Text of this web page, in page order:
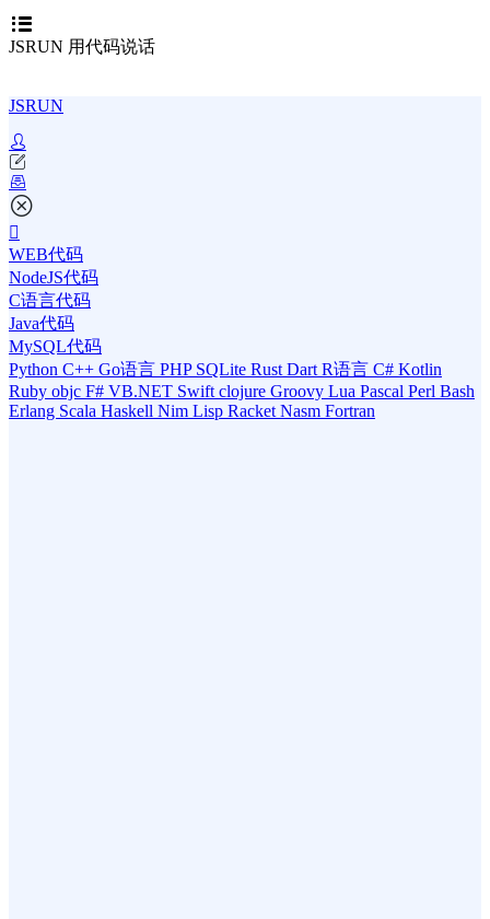
JSRUN 用代码说话
JSRUN
WEB代码
NodeJS代码
C语言代码
Java代码
MySQL代码
Python C++ Go语言 PHP SQLite Rust Dart R语言 C# Kotlin
Ruby objc F# VB.NET Swift clojure Groovy Lua Pascal Perl Bash
Erlang Scala Haskell Nim Lisp Racket Nasm Fortran